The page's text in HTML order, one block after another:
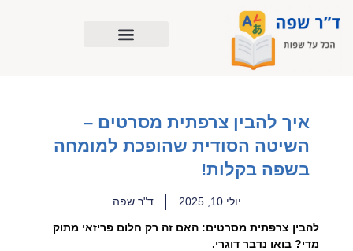
לתוכן
איך להבין צרפתית מסרטים –
השיטה הסודית שהופכת למומחה
בשפה בקלות!
יולי 10, 2025 ד"ר שפה
להבין צרפתית מסרטים: האם זה רק חלום פריזאי מתוק
מדי? בואו נדבר דוגרי.